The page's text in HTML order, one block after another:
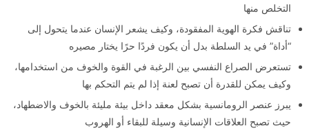
التخلص منها
تناقش فكرة الهوية المفقودة، وكيف يشعر الإنسان عندما يتحول إلى
“أداة” في يد السلطة بدل أن يكون فردًا حرًا يختار مصيره
تستعرض الصراع النفسي بين الرغبة في القوة والخوف من استخدامها،
وكيف يمكن للقدرة أن تصبح لعنة إذا لم يتم التحكم بها
يبرز عنصر الرومانسية بشكل معقد داخل بيئة مليئة بالخوف والاضطهاد،
حيث تصبح العلاقات الإنسانية وسيلة للبقاء أو الهروب